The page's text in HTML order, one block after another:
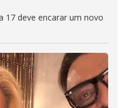
17 deve encarar um novo